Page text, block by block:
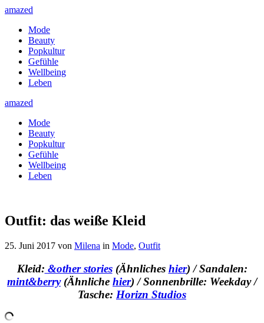
amazed
Mode
Beauty
Popkultur
Gefühle
Wellbeing
Leben
amazed
Mode
Beauty
Popkultur
Gefühle
Wellbeing
Leben
Outfit: das weiße Kleid
25. Juni 2017 von Milena in Mode, Outfit
Kleid: &other stories(Ähnliches hier) / Sandalen:
mint&berry(Ähnliche hier) / Sonnenbrille: Weekday /
Tasche: Horizn Studios